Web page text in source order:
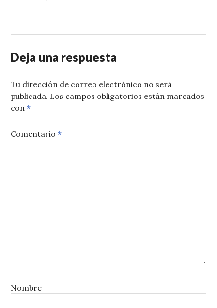
Deja una respuesta
Tu dirección de correo electrónico no será
publicada. Los campos obligatorios están marcados
con*
Comentario*
Nombre